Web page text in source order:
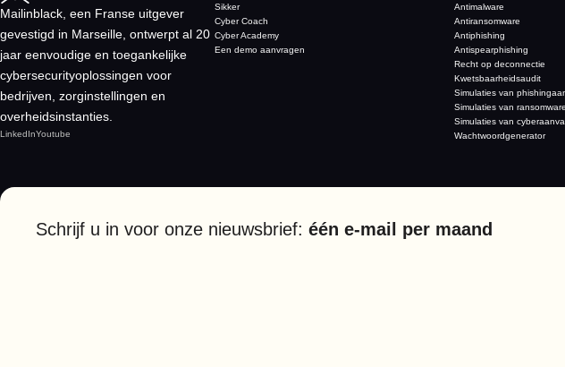
Mailinblack, een Franse uitgever
gevestigd in Marseille, ontwerpt al 20
jaar eenvoudige en toegankelijke
cybersecurityoplossingen voor
bedrijven, zorginstellingen en
overheidsinstanties.
LinkedInYoutube
Sikker
Cyber Coach
Cyber Academy
Een demo aanvragen
Antimalware
Antiransomware
Antiphishing
Antispearphishing
Recht op deconnectie
Kwetsbaarheidsaudit
Simulaties van
Simulaties van
Simulaties van
Wachtwoordgenerator
Schrijf u in voor onze nieuwsbrief: één e-mail per maand